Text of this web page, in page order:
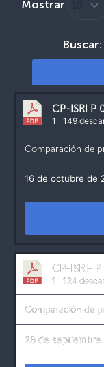
Mostrar
Buscar:
CP-ISRI P
1 149
Comparación de
16 de octubre de
CP-ISRI-
1 124
Comparación de
28 de septiembre